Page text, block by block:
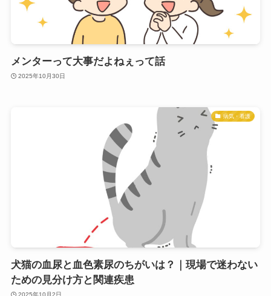
メンターって大事だよねぇって話
2025年10月30日
病気・看護
犬猫の血尿と血色素尿のちがいは？｜現場で迷わない
ための見分け方と関連疾患
2025年10月2日